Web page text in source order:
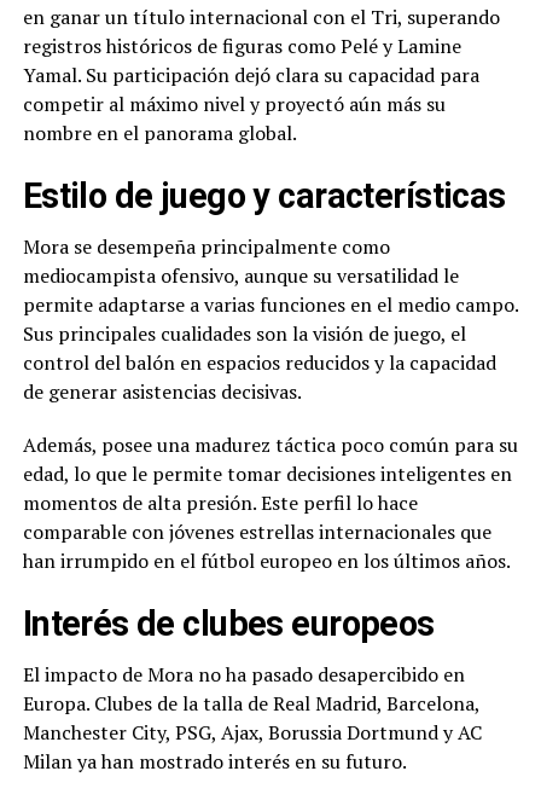
en ganar un título internacional con el Tri, superando
registros históricos de figuras como Pelé y Lamine
Yamal. Su participación dejó clara su capacidad para
competir al máximo nivel y proyectó aún más su
nombre en el panorama global.
Estilo de juego y características
Mora se desempeña principalmente como
mediocampista ofensivo, aunque su versatilidad le
permite adaptarse a varias funciones en el medio campo.
Sus principales cualidades son la visión de juego, el
control del balón en espacios reducidos y la capacidad
de generar asistencias decisivas.
Además, posee una madurez táctica poco común para su
edad, lo que le permite tomar decisiones inteligentes en
momentos de alta presión. Este perfil lo hace
comparable con jóvenes estrellas internacionales que
han irrumpido en el fútbol europeo en los últimos años.
Interés de clubes europeos
El impacto de Mora no ha pasado desapercibido en
Europa. Clubes de la talla de Real Madrid, Barcelona,
Manchester City, PSG, Ajax, Borussia Dortmund y AC
Milan ya han mostrado interés en su futuro.